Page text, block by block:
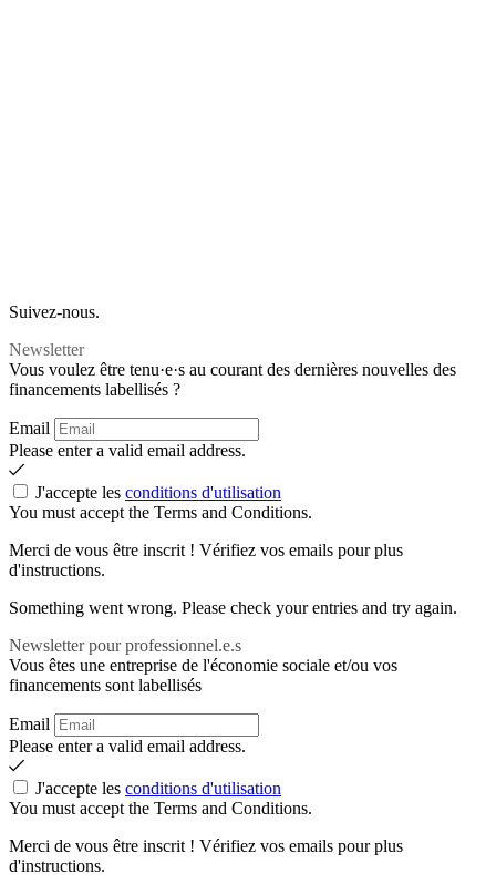
Suivez-nous.
Newsletter
Vous voulez être tenu·e·s au courant des dernières nouvelles des
financements labellisés ?
Email
Please enter a valid email address.
J'accepte les conditions d'utilisation
You must accept the Terms and Conditions.
Merci de vous être inscrit ! Vérifiez vos emails pour plus
d'instructions.
Something went wrong. Please check your entries and try again.
Newsletter pour professionnel.e.s
Vous êtes une entreprise de l'économie sociale et/ou vos
financements sont labellisés
Email
Please enter a valid email address.
J'accepte les conditions d'utilisation
You must accept the Terms and Conditions.
Merci de vous être inscrit ! Vérifiez vos emails pour plus
d'instructions.